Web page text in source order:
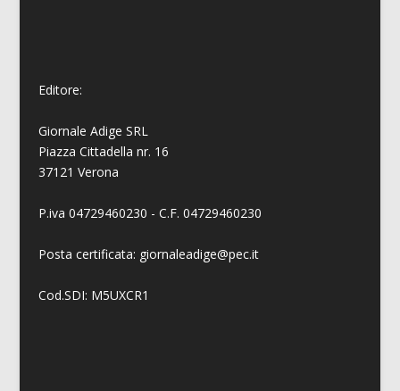
Editore:
Giornale Adige SRL
Piazza Cittadella nr. 16
37121 Verona
P.iva 04729460230 - C.F. 04729460230
Posta certificata: giornaleadige@pec.it
Cod.SDI: M5UXCR1